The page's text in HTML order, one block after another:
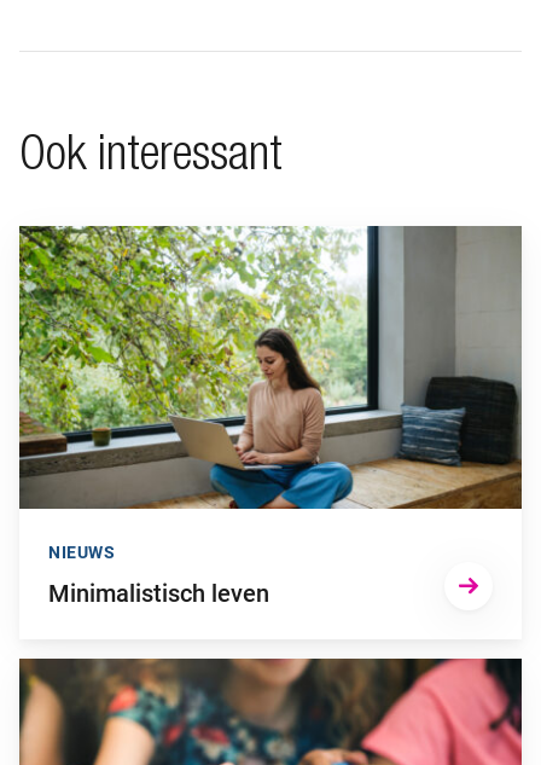
Ook interessant
Ga naar “Minimalistisch leven”
Minimalistisch leven
NIEUWS
Ga naar “Dit is het effect van koffie op je lichaam”